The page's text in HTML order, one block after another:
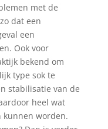
met de
dat een
een
Ook voor
bekend om
type sok te
stabilisatie van de
heel wat
kunnen worden.